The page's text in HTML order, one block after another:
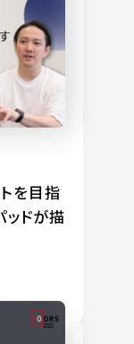
を目指
ッドが描